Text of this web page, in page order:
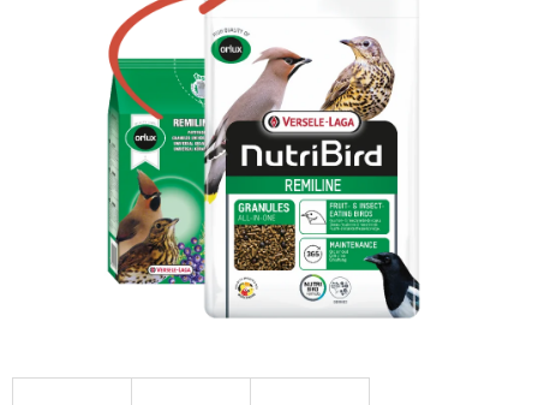
5
hvězdiček.